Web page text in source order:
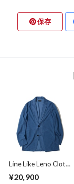
保存
Line Like Leno Cloth
Jacket Blue
¥20,900